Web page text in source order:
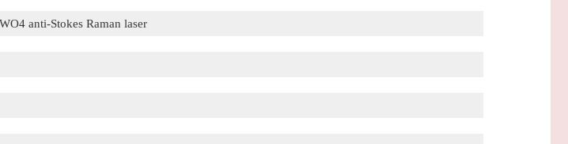
anti-Stokes Raman laser